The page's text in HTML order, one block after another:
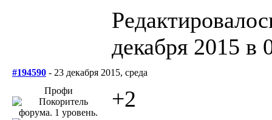
декабря 2015 в
#194590 - 23 декабря 2015, среда
Профи
+2